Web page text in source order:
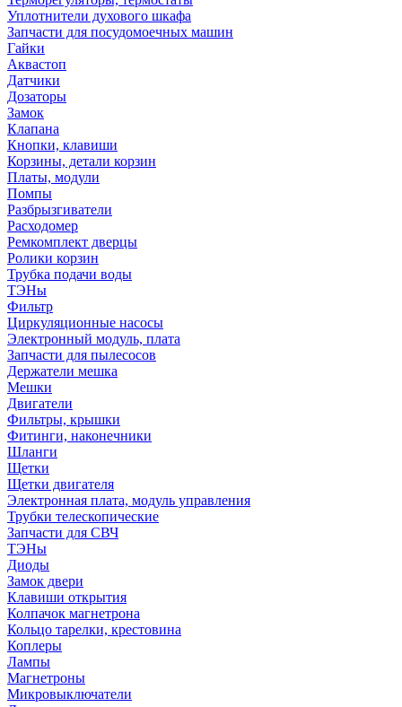
Уплотнители духового шкафа
Запчасти для посудомоечных машин
Гайки
Аквастоп
Датчики
Дозаторы
Замок
Клапана
Кнопки, клавиши
Корзины, детали корзин
Платы, модули
Помпы
Разбрызгиватели
Расходомер
Ремкомплект дверцы
Ролики корзин
Трубка подачи воды
ТЭНы
Фильтр
Циркуляционные насосы
Электронный модуль, плата
Запчасти для пылесосов
Держатели мешка
Мешки
Двигатели
Фильтры, крышки
Фитинги, наконечники
Шланги
Щетки
Щетки двигателя
Электронная плата, модуль управления
Трубки телескопические
Запчасти для СВЧ
ТЭНы
Диоды
Замок двери
Клавиши открытия
Колпачок магнетрона
Кольцо тарелки, крестовина
Коплеры
Лампы
Магнетроны
Микровыключатели